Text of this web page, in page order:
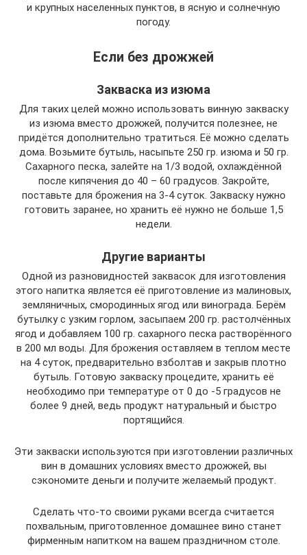
и крупных населенных пунктов, в ясную и солнечную
погоду.
Если без дрожжей
Закваска из изюма
Для таких целей можно использовать винную закваску
из изюма вместо дрожжей, получится полезнее, не
придётся дополнительно тратиться. Её можно сделать
дома. Возьмите бутыль, насыпьте 250 гр. изюма и 50 гр.
Сахарного песка, залейте на 1/3 водой, охлаждённой
после кипячения до 40 – 60 градусов. Закройте,
поставьте для брожения на 3-4 суток. Закваску нужно
готовить заранее, но хранить её нужно не больше 1,5
недели.
Другие варианты
Одной из разновидностей заквасок для изготовления
этого напитка является её приготовление из малиновых,
земляничных, смородинных ягод или винограда. Берём
бутылку с узким горлом, засыпаем 200 гр. растолчённых
ягод и добавляем 100 гр. сахарного песка растворённого
в 200 мл воды. Для брожения оставляем в теплом месте
на 4 суток, предварительно взболтав и закрыв плотно
бутыль. Готовую закваску процедите, хранить её
необходимо при температуре от 0 до -5 градусов не
более 9 дней, ведь продукт натуральный и быстро
портящийся.
Эти закваски используются при изготовлении различных
вин в домашних условиях вместо дрожжей, вы
сэкономите деньги и получите желаемый продукт.
Сделать что-то своими руками всегда считается
похвальным, приготовленное домашнее вино станет
фирменным напитком на вашем праздничном столе.